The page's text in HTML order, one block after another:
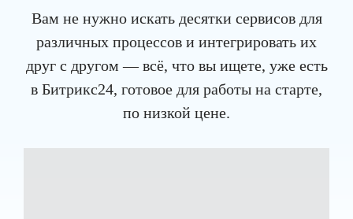
Вам не нужно искать десятки сервисов для
различных процессов и интегрировать их
друг с другом — всё, что вы ищете, уже есть
в Битрикс24, готовое для работы на старте,
по низкой цене.